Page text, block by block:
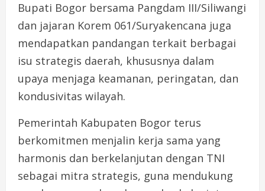
Bupati Bogor bersama Pangdam III/Siliwangi
dan jajaran Korem 061/Suryakencana juga
mendapatkan pandangan terkait berbagai
isu strategis daerah, khususnya dalam
upaya menjaga keamanan, peringatan, dan
kondusivitas wilayah.
Pemerintah Kabupaten Bogor terus
berkomitmen menjalin kerja sama yang
harmonis dan berkelanjutan dengan TNI
sebagai mitra strategis, guna mendukung